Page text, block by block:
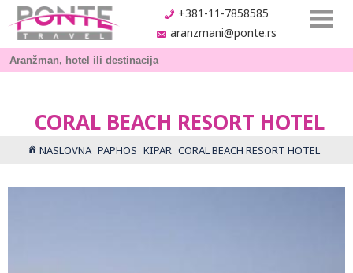
+381-11-7858585
aranzmani@ponte.rs
CORAL BEACH RESORT HOTEL
NASLOVNA PAPHOS KIPAR CORAL BEACH RESORT HOTEL